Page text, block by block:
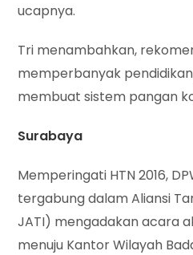
ucapnya.
Tri menambahkan,
memperbanyak
membuat sistem pangan
Surabaya
Memperingati HTN 2016,
tergabung dalam Aliansi
JATI) mengadakan acara
menuju Kantor Wilayah